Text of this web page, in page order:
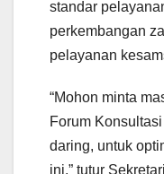
standar
perkembangan
pelayanan
“Mohon minta
Forum
daring, untuk
ini,” tutur